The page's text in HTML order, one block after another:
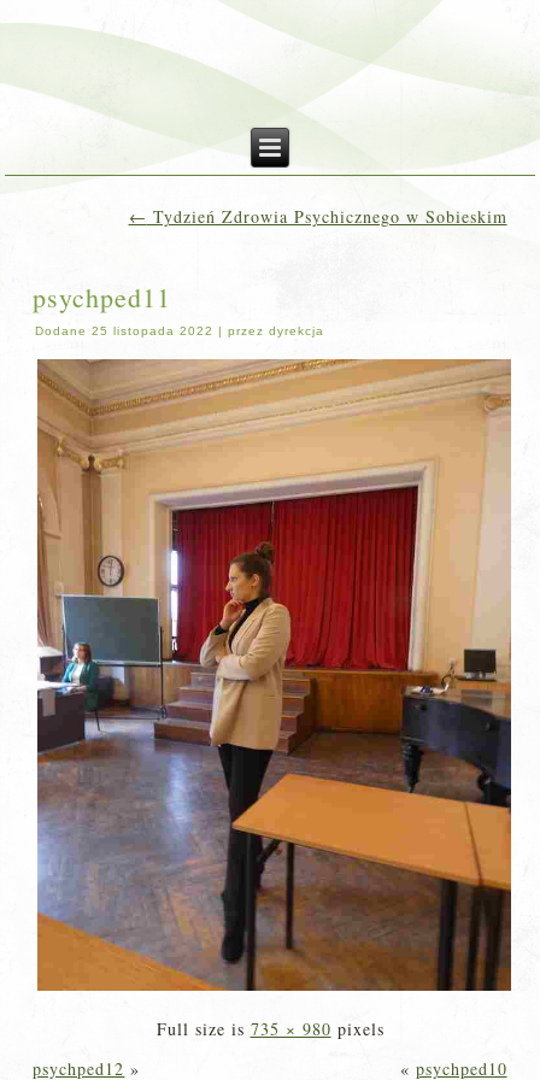
← Tydzień Zdrowia Psychicznego w Sobieskim
psychped11
Dodane 25 listopada 2022 |przez dyrekcja
Full size is 735 × 980 pixels
psychped12 » « psychped10